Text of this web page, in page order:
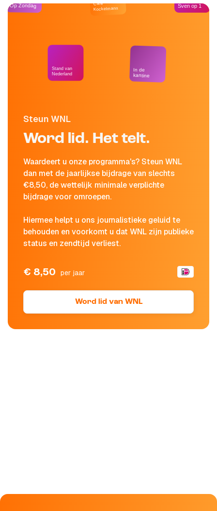
Steun WNL
Word lid. Het telt.
Waardeert u onze programma's? Steun WNL
dan met de jaarlijkse bijdrage van slechts
€8,50, de wettelijk minimale verplichte
bijdrage voor omroepen.
Hiermee helpt u ons journalistieke geluid te
behouden en voorkomt u dat WNL zijn publieke
status en zendtijd verliest.
€ 8,50 per jaar
Word lid van WNL
Op Zondag
Stand van
Nederland
Café
Kockelmann
In de
kantine
Sven op 1